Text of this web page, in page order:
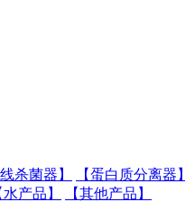
杀菌器】 【蛋白质分离器】
水产品】
【其他产品】